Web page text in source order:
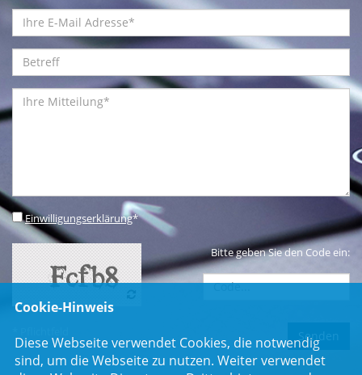
Einwilligungserklärung*
Bitte geben Sie den Code ein:
Cookie-Hinweis
Diese Webseite verwendet Cookies, die notwendig
sind, um die Webseite zu nutzen. Weiter verwendet